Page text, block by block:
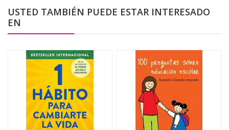
USTED TAMBIÉN PUEDE ESTAR INTERESADO
EN